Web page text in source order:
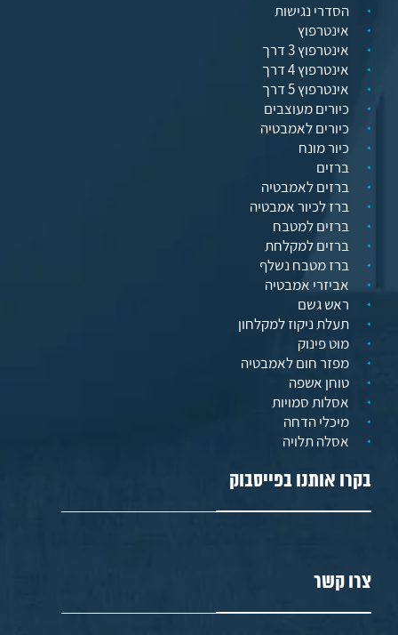
הסדרי נגישות
אינטרפוץ
אינטרפוץ 3 דרך
אינטרפוץ 4 דרך
אינטרפוץ 5 דרך
כיורים מעוצבים
כיורים לאמבטיה
כיור מונח
ברזים
ברזים לאמבטיה
ברז לכיור אמבטיה
ברזים למטבח
ברזים למקלחת
ברז מטבח נשלף
אביזרי אמבטיה
ראש גשם
תעלת ניקוז למקלחון
מוט פינוק
מפזר חום לאמבטיה
טוחן אשפה
אסלות סמויות
מיכלי הדחה
אסלה תלויה
בקרו אותנו בפייסבוק
צרו קשר